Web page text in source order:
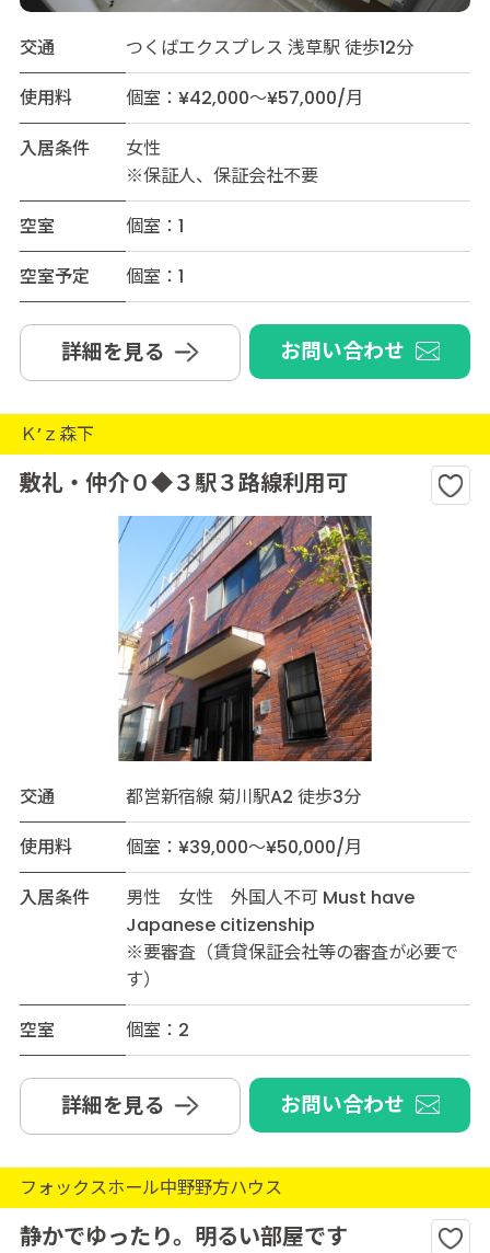
交通
つくばエクスプレス 浅草駅 徒歩12分
使用料
個室：¥42,000～¥57,000/月
入居条件
女性
※保証人、保証会社不要
空室
個室：1
空室予定
個室：1
詳細を見る お問い合わせ
Ｋ’ｚ森下
敷礼・仲介０◆３駅３路線利用可
交通
都営新宿線 菊川駅A2 徒歩3分
使用料
個室：¥39,000～¥50,000/月
入居条件
男性 女性 外国人不可 Must have
Japanese citizenship
※要審査（賃貸保証会社等の審査が必要で
す）
空室
個室：2
詳細を見る お問い合わせ
フォックスホール中野野方ハウス
静かでゆったり。明るい部屋です